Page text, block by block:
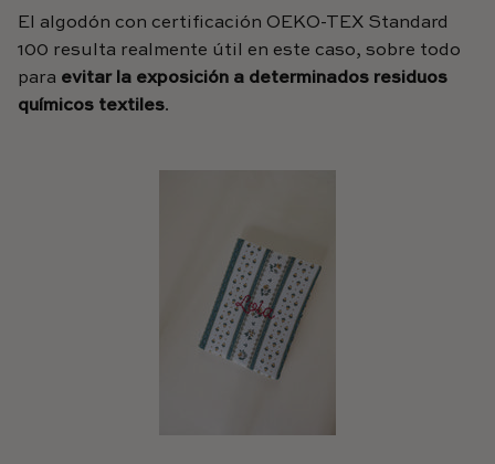
El algodón con certificación OEKO-TEX Standard
100 resulta realmente útil en este caso, sobre todo
para evitar la exposición a determinados residuos
químicos textiles.